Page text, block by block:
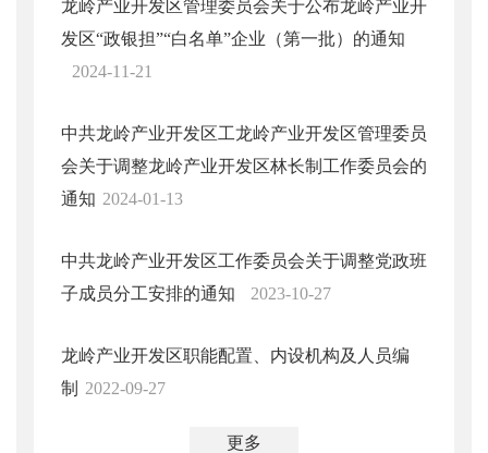
龙岭产业开发区管理委员会关于公布龙岭产业开
发区“政银担”“白名单”企业（第一批）的通知
2024-11-21
中共龙岭产业开发区工龙岭产业开发区管理委员
会关于调整龙岭产业开发区林长制工作委员会的
通知 2024-01-13
中共龙岭产业开发区工作委员会关于调整党政班
子成员分工安排的通知
2023-10-27
龙岭产业开发区职能配置、内设机构及人员编
制
2022-09-27
更多